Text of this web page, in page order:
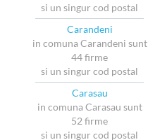
si un singur cod postal
Carandeni
in comuna Carandeni sunt
44 firme
si un singur cod postal
Carasau
in comuna Carasau sunt
52 firme
si un singur cod postal